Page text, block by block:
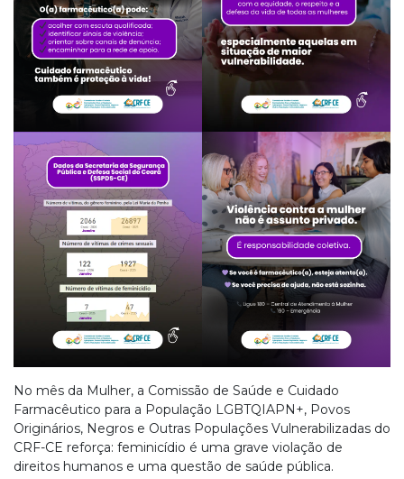
No mês da Mulher, a Comissão de Saúde e Cuidado
Farmacêutico para a População LGBTQIAPN+, Povos
Originários, Negros e Outras Populações Vulnerabilizadas do
CRF-CE reforça: feminicídio é uma grave violação de
direitos humanos e uma questão de saúde pública.